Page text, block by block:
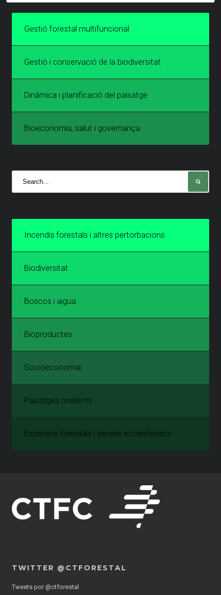
Gestió forestal multifuncional
Gestió i conservació de la biodiversitat
Dinàmica i planificació del paisatge
Bioeconomia, salut i governança
Incendis forestals i altres pertorbacions
Biodiversitat
Boscos i aigua
Bioproductes
Socioeconomia
Paisatges resilients
Escenaris forestals i serveis ecosistèmics
TWITTER @CTFORESTAL
Tweets por @ctforestal